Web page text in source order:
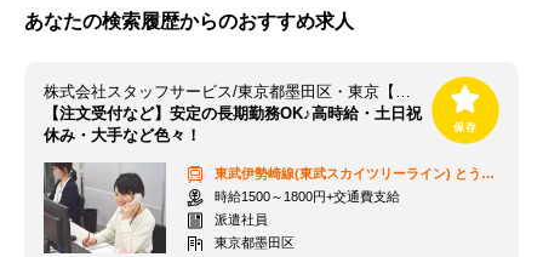
あなたの検索履歴からのおすすめ求人
【注文受付など】安定の長期勤務OK♪高時給・土日祝
休み・大手など色々！
東武伊勢崎線(東武スカイツリーライン) とうきょうスカイツリー駅
時給1500～1800円+交通費支給
派遣社員
東京都墨田区